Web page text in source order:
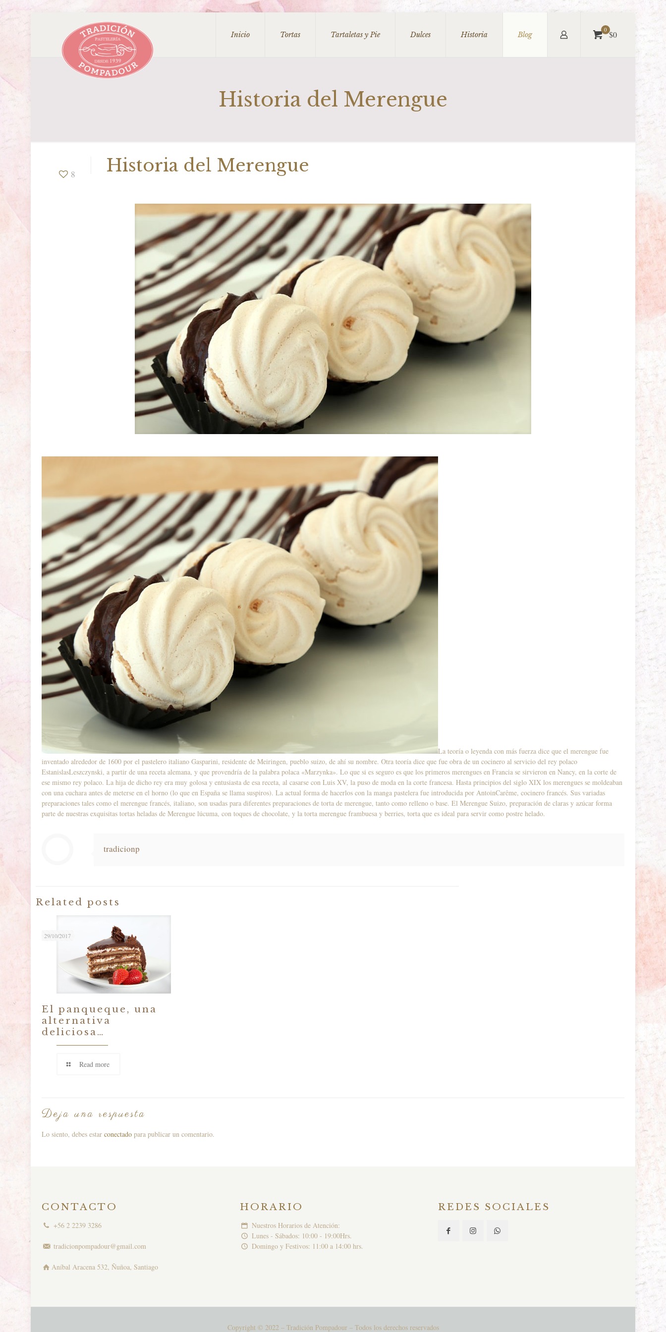
Inicio Tortas Tartaletas y Pie Dulces Historia Blog
0 $0
Historia del Merengue
8 Historia del Merengue
La teoría o leyenda con más fuerza dice que el merengue fue
inventado alrededor de 1600 por el pastelero italiano Gasparini, residente de Meiringen, pueblo suizo, de ahí su nombre. Otra teoría dice que fue obra de un cocinero al servicio del rey polaco
EstanislasLeszczynski, a partir de una receta alemana, y que provendría de la palabra polaca «Marzynka». Lo que si es seguro es que los primeros merengues en Francia se sirvieron en Nancy, en la corte de
ese mismo rey polaco. La hija de dicho rey era muy golosa y entusiasta de esa receta, al casarse con Luis XV, la puso de moda en la corte francesa. Hasta principios del siglo XIX los merengues se moldeaban
con una cuchara antes de meterse en el horno (lo que en España se llama suspiros). La actual forma de hacerlos con la manga pastelera fue introducida por AntoinCarême, cocinero francés. Sus variadas
preparaciones tales como el merengue francés, italiano, son usadas para diferentes preparaciones de torta de merengue, tanto como relleno o base. El Merengue Suizo, preparación de claras y azúcar forma
parte de nuestras exquisitas tortas heladas de Merengue lúcuma, con toques de chocolate, y la torta merengue frambuesa y berries, torta que es ideal para servir como postre helado.
tradicionp
Related posts
29/10/2017
El panqueque, una
alternativa
deliciosa…
Read more
Deja una respuesta
Lo siento, debes estar conectado para publicar un comentario.
CONTACTO
+56 2 2239 3286
tradicionpompadour@gmail.com
Aníbal Aracena 532, Ñuñoa, Santiago
HORARIO
Nuestros Horarios de Atención:
Lunes - Sábados: 10:00 - 19:00Hrs.
Domingo y Festivos: 11:00 a 14:00 hrs.
REDES SOCIALES
Copyright © 2022 – Tradición Pompadour – Todos los derechos reservados